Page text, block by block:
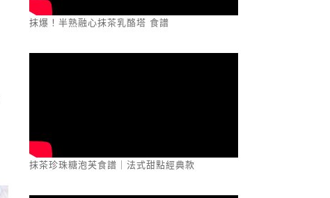
抹爆！半熟融心抹茶乳酪塔 食譜
抹茶珍珠糖泡芙食譜｜法式甜點經典款